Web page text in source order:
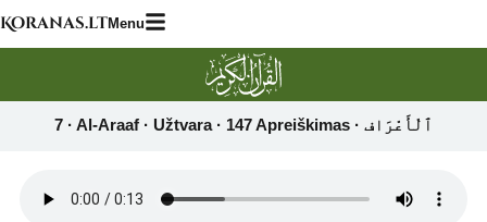
Skip
to
Koranas.ltMenu